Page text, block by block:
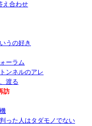
え合わせ
うの好き
ーラム
ンネルのアレ
渡る
訪
った人はタダモノでない